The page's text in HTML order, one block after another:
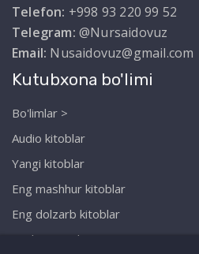
Telefon: +998 93 220 99 52
Telegram: @Nursaidovuz
Email: Nusaidovuz@gmail.com
Kutubxona bo'limi
Bo'limlar >
Audio kitoblar
Yangi kitoblar
Eng mashhur kitoblar
Eng dolzarb kitoblar
Biz haqimizda